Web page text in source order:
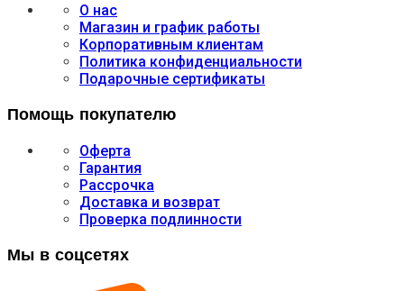
О нас
Магазин и график работы
Корпоративным клиентам
Политика конфиденциальности
Подарочные сертификаты
Помощь покупателю
Оферта
Гарантия
Рассрочка
Доставка и возврат
Проверка подлинности
Мы в соцсетях